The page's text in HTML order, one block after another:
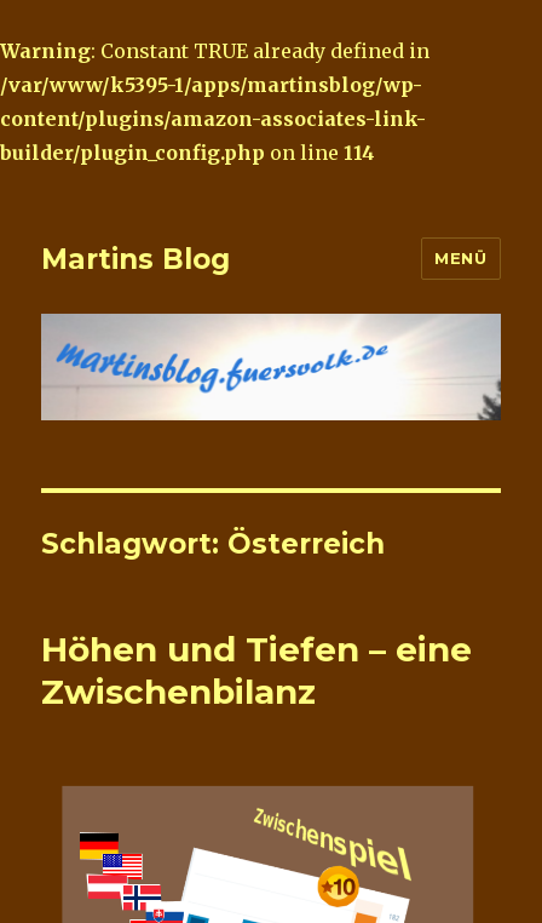
Warning: Constant TRUE already defined in
/var/www/k5395-1/apps/martinsblog/wp-
content/plugins/amazon-associates-link-
builder/plugin_config.php on line 114
Martins Blog MENÜ
Schlagwort: Österreich
Höhen und Tiefen – eine
Zwischenbilanz